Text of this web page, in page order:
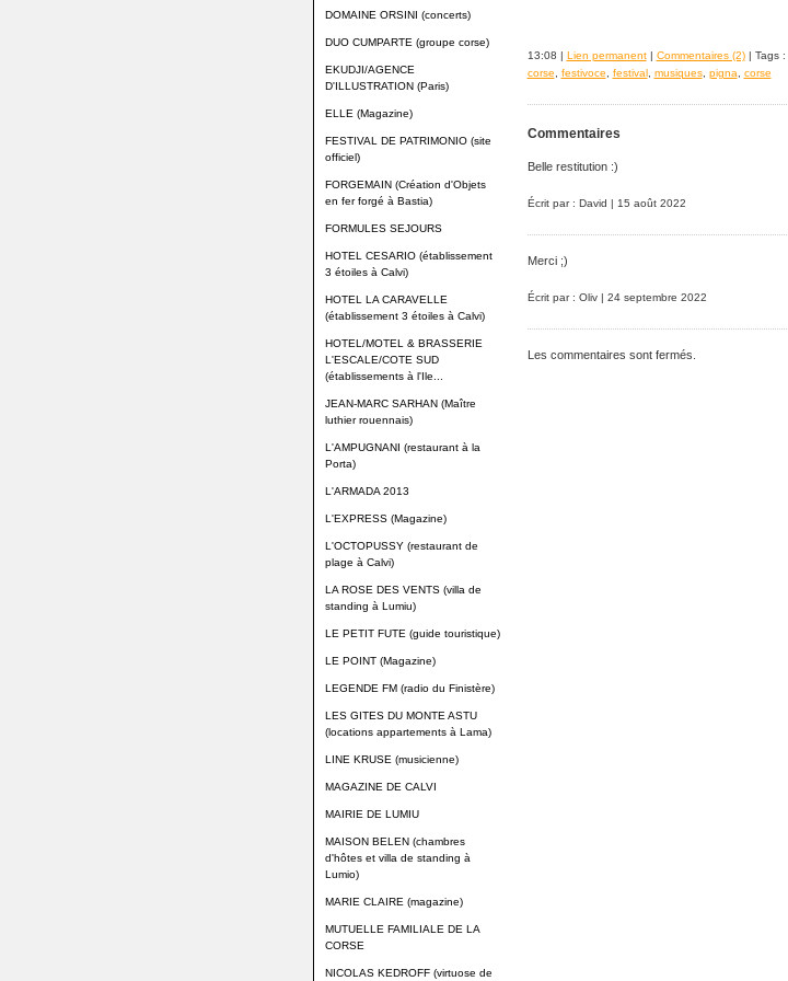
DOMAINE ORSINI (concerts)
DUO CUMPARTE (groupe corse)
EKUDJI/AGENCE
D'ILLUSTRATION (Paris)
ELLE (Magazine)
FESTIVAL DE PATRIMONIO (site
officiel)
FORGEMAIN (Création d'Objets
en fer forgé à Bastia)
FORMULES SEJOURS
HOTEL CESARIO (établissement
3 étoiles à Calvi)
HOTEL LA CARAVELLE
(établissement 3 étoiles à Calvi)
HOTEL/MOTEL & BRASSERIE
L'ESCALE/COTE SUD
(établissements à l'Ile...
JEAN-MARC SARHAN (Maître
luthier rouennais)
L'AMPUGNANI (restaurant à la
Porta)
L'ARMADA 2013
L'EXPRESS (Magazine)
L'OCTOPUSSY (restaurant de
plage à Calvi)
LA ROSE DES VENTS (villa de
standing à Lumiu)
LE PETIT FUTE (guide touristique)
LE POINT (Magazine)
LEGENDE FM (radio du Finistère)
LES GITES DU MONTE ASTU
(locations appartements à Lama)
LINE KRUSE (musicienne)
MAGAZINE DE CALVI
MAIRIE DE LUMIU
MAISON BELEN (chambres
d'hôtes et villa de standing à
Lumio)
MARIE CLAIRE (magazine)
MUTUELLE FAMILIALE DE LA
CORSE
NICOLAS KEDROFF (virtuose de
13:08 | Lien permanent| Commentaires (2)| Tags :
corse
festivoce festival, musiques, pigna corse
Commentaires
Belle restitution :)
Écrit par : David | 15 août 2022
Merci ;)
Écrit par : Oliv | 24 septembre 2022
Les commentaires sont fermés.